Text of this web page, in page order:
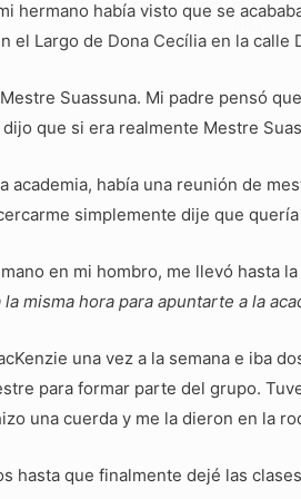
hermano había visto que se
el Largo de Dona Cecília en la calle
Suassuna. Mi padre pensó
que si era realmente Mestre
academia, había una reunión de
simplemente dije que
en mi hombro, me llevó hasta
misma hora para apuntarte a la
una vez a la semana e iba
para formar parte del grupo.
una cuerda y me la dieron en la
hasta que finalmente dejé las